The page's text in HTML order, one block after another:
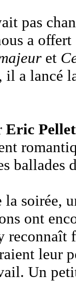
pas
a
et
il a lancé
Eric
ballades
soirée,
ont
leur
Un